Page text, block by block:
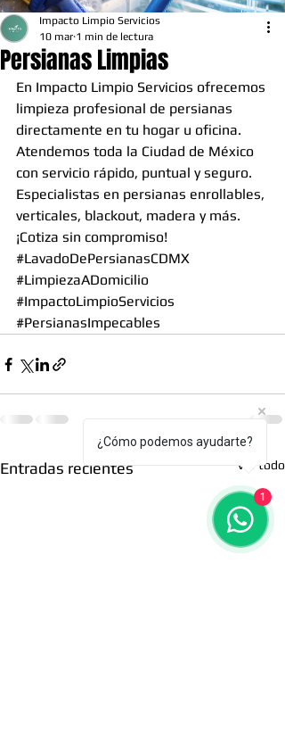
Persianas Limpias
Impacto Limpio Servicios
10 mar 1 min de lectura
En Impacto Limpio Servicios ofrecemos
limpieza profesional de persianas
directamente en tu hogar u oficina.
Atendemos toda la Ciudad de México
con servicio rápido, puntual y seguro.
Especialistas en persianas enrollables,
verticales, blackout, madera y más.
¡Cotiza sin compromiso!
#LavadoDePersianasCDMX
#LimpiezaADomicilio
#ImpactoLimpioServicios
#PersianasImpecables
Entradas recientes Ver todo
¿Cómo podemos ayudarte?
1